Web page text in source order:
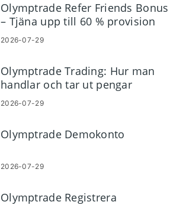
Olymptrade Refer Friends Bonus
– Tjäna upp till 60 % provision
på hänvisningar
2026-07-29
Olymptrade Trading: Hur man
handlar och tar ut pengar
2026-07-29
Olymptrade Demokonto
2026-07-29
Olymptrade Registrera